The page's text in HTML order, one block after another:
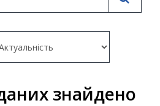
знайдено